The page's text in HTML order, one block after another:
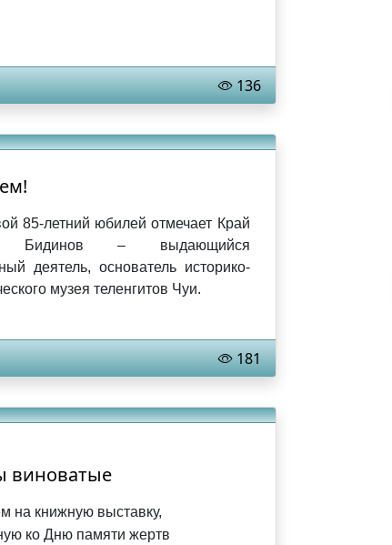
136
85-летний юбилей отмечает Край
Бидинов – выдающийся
деятель, основатель историко-
музея теленгитов Чуи.
181
виноватые
на книжную выставку,
ко Дню памяти жертв